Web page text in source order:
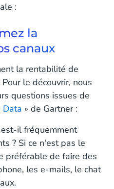
:
la
canaux
la rentabilité de
le découvrir, nous
questions issues de
Data » de Gartner :
est-il fréquemment
? Si ce n'est pas le
préférable de faire des
les e-mails, le chat